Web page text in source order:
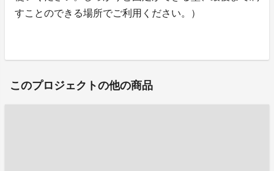
すことのできる場所でご利用ください。）
このプロジェクトの他の商品